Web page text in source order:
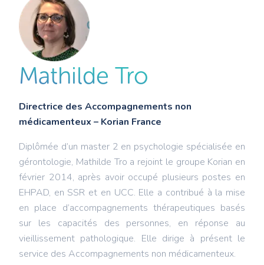
Mathilde Tro
Directrice des Accompagnements non
médicamenteux – Korian France
Diplômée d’un master 2 en psychologie spécialisée en
gérontologie, Mathilde Tro a rejoint le groupe Korian en
février 2014, après avoir occupé plusieurs postes en
EHPAD, en SSR et en UCC. Elle a contribué à la mise
en place d’accompagnements thérapeutiques basés
sur les capacités des personnes, en réponse au
vieillissement pathologique. Elle dirige à présent le
service des Accompagnements non médicamenteux.